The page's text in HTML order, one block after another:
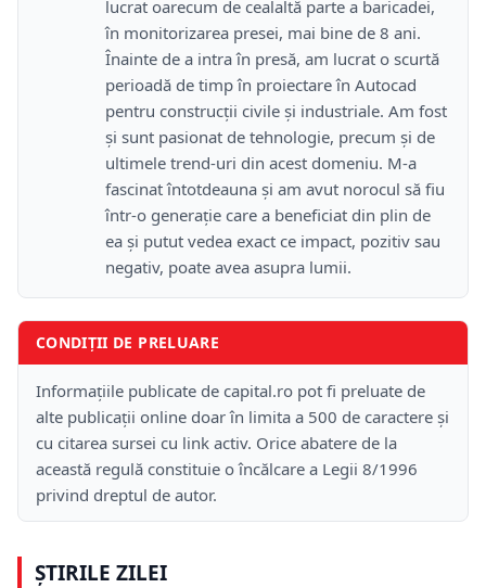
lucrat oarecum de cealaltă parte a baricadei,
în monitorizarea presei, mai bine de 8 ani.
Înainte de a intra în presă, am lucrat o scurtă
perioadă de timp în proiectare în Autocad
pentru construcții civile și industriale. Am fost
și sunt pasionat de tehnologie, precum și de
ultimele trend-uri din acest domeniu. M-a
fascinat întotdeauna și am avut norocul să fiu
într-o generație care a beneficiat din plin de
ea și putut vedea exact ce impact, pozitiv sau
negativ, poate avea asupra lumii.
CONDIȚII DE PRELUARE
Informațiile publicate de capital.ro pot fi preluate de
alte publicații online doar în limita a 500 de caractere și
cu citarea sursei cu link activ. Orice abatere de la
această regulă constituie o încălcare a Legii 8/1996
privind dreptul de autor.
ȘTIRILE ZILEI